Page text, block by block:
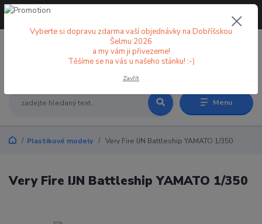
Menu
+420 773 998 582
Plastikové modely Very Fire IJN Battleship YAMATO 1/350
Very Fire IJN Battleship YAMATO 1/350
Vyberte si dopravu zdarma vaší objednávky na Dobříšskou
Šelmu 2026
a my vám ji přivezeme!
Těšíme se na vás u našeho stánku! :-)
Zavřít